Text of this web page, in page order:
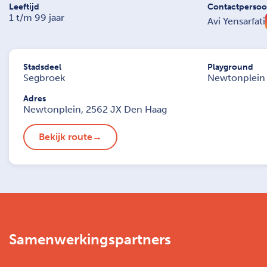
Leeftijd
1 t/m 99 jaar Avi Yensarfati
Stadsdeel
Segbroek
Playground
Newtonplein
Adres
Newtonplein, 2562 JX Den Haag
Bekijk route
Samenwerkingspartners